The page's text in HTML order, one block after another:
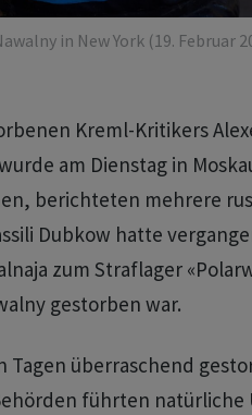
in New York (19. Februar
Kreml-Kritikers
am Dienstag in
berichteten mehrere
Dubkow hatte
zum Straflager
gestorben war.
Tagen überraschend
führten natürliche